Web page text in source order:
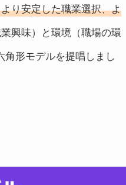
り安定した職業選択、よ
興味）と環境（職場の環
形モデルを提唱しまし